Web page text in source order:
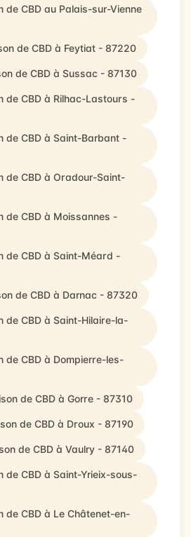
de CBD au Palais-sur-Vienne
de CBD à Feytiat - 87220
de CBD à Sussac - 87130
de CBD à Rilhac-Lastours -
de CBD à Saint-Barbant -
de CBD à Oradour-Saint-
de CBD à Moissannes -
de CBD à Saint-Méard -
de CBD à Darnac - 87320
de CBD à Saint-Hilaire-la-
de CBD à Dompierre-les-
de CBD à Gorre - 87310
de CBD à Droux - 87190
de CBD à Vaulry - 87140
de CBD à Saint-Yrieix-sous-
de CBD à Le Châtenet-en-